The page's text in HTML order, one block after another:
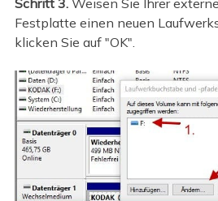
Schritt 3.Weisen Sie Ihrer
Festplatte einen neuen
klicken Sie auf "OK".